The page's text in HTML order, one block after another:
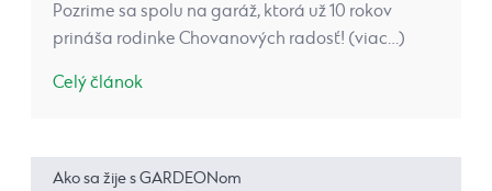
Pozrime sa spolu na garáž, ktorá už 10 rokov
prináša rodinke Chovanových radosť! (viac…)
Celý článok
Ako sa žije s GARDEONom